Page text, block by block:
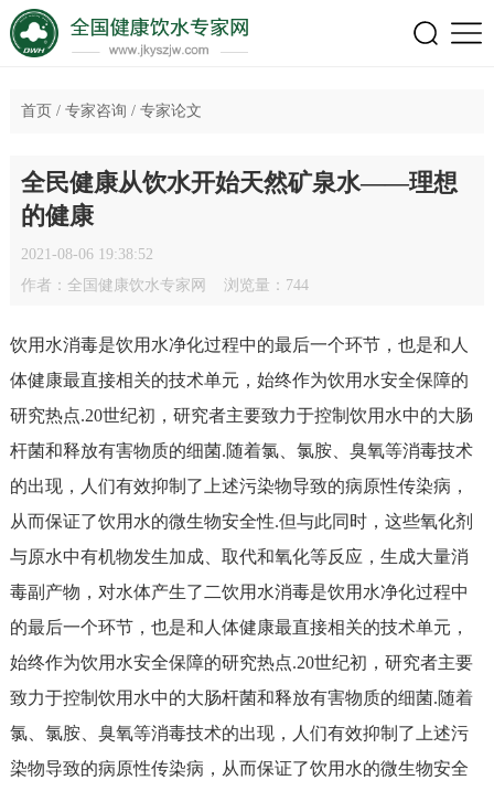
首页 / 专家咨询 / 专家论文
全民健康从饮水开始天然矿泉水——理想
的健康
2021-08-06 19:38:52
作者：全国健康饮水专家网 浏览量：744
饮用水消毒是饮用水净化过程中的最后一个环节，也是和人
体健康最直接相关的技术单元，始终作为饮用水安全保障的
研究热点.20世纪初，研究者主要致力于控制饮用水中的大肠
杆菌和释放有害物质的细菌.随着氯、氯胺、臭氧等消毒技术
的出现，人们有效抑制了上述污染物导致的病原性传染病，
从而保证了饮用水的微生物安全性.但与此同时，这些氧化剂
与原水中有机物发生加成、取代和氧化等反应，生成大量消
毒副产物，对水体产生了二饮用水消毒是饮用水净化过程中
的最后一个环节，也是和人体健康最直接相关的技术单元，
始终作为饮用水安全保障的研究热点.20世纪初，研究者主要
致力于控制饮用水中的大肠杆菌和释放有害物质的细菌.随着
氯、氯胺、臭氧等消毒技术的出现，人们有效抑制了上述污
染物导致的病原性传染病，从而保证了饮用水的微生物安全